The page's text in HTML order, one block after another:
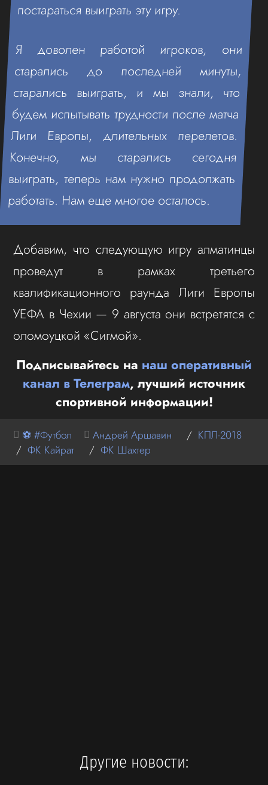
постараться выиграть эту игру.
Я доволен работой игроков, они
старались до последней минуты,
старались выиграть, и мы знали, что
будем испытывать трудности после матча
Лиги Европы, длительных перелетов.
Конечно, мы старались сегодня
выиграть, теперь нам нужно продолжать
работать. Нам еще многое осталось.
Добавим, что следующую игру алматинцы
проведут в рамках третьего
квалификационного раунда Лиги Европы
УЕФА в Чехии — 9 августа они встретятся с
оломоуцкой «Сигмой».
Подписывайтесь на наш оперативный
канал в Телеграм, лучший источник
спортивной информации!
⚽ #Футбол Андрей Аршавин / КПЛ-2018
/ ФК Кайрат / ФК Шахтер
Другие новости: